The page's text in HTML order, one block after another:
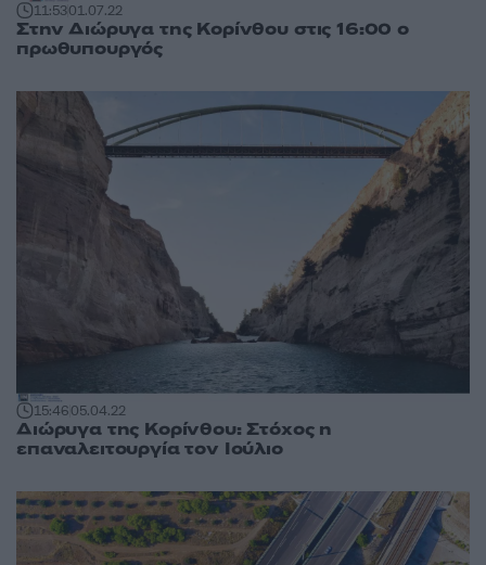
11:5301.07.22
Στην Διώρυγα της Κορίνθου στις 16:00 ο
πρωθυπουργός
15:4605.04.22
Διώρυγα της Κορίνθου: Στόχος η
επαναλειτουργία τον Ιούλιο